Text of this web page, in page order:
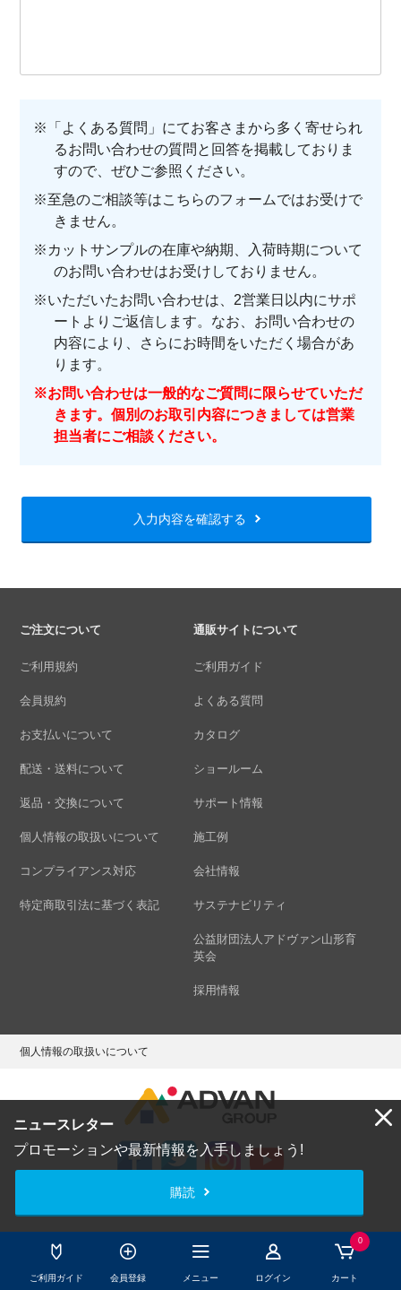
ご利用ガイド 会員登録 メニュー ログイン
0
カート
ニュースレター
プロモーションや最新情報を入手しましょう!
購読
※ 「よくある質問」 にてお客さまから多く寄せられ
るお問い合わせの質問と回答を掲載しておりま
すので、ぜひご参照ください。
※至急のご相談等はこちらのフォームではお受けで
きません。
※カットサンプルの在庫や納期、入荷時期について
のお問い合わせはお受けしておりません。
※いただいたお問い合わせは、2営業日以内にサポ
ートよりご返信します。なお、お問い合わせの
内容により、さらにお時間をいただく場合があ
ります。
※お問い合わせは一般的なご質問に限らせていただ
きます。個別のお取引内容につきましては営業
担当者にご相談ください。
入力内容を確認する
ご注文について
ご利用規約
会員規約
お支払いについて
配送・送料について
返品・交換について
個人情報の取扱いについて
コンプライアンス対応
特定商取引法に基づく表記
通販サイトについて
ご利用ガイド
よくある質問
カタログ
ショールーム
サポート情報
施工例
会社情報
サステナビリティ
公益財団法人アドヴァン山形育
英会
採用情報
個人情報の取扱いについて